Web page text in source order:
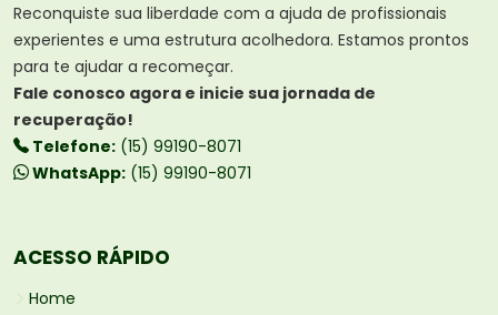
Reconquiste sua liberdade com a ajuda de profissionais
experientes e uma estrutura acolhedora. Estamos prontos
para te ajudar a recomeçar.
Fale conosco agora e inicie sua jornada de
recuperação!
Telefone: (15) 99190-8071
WhatsApp: (15) 99190-8071
ACESSO RÁPIDO
Home